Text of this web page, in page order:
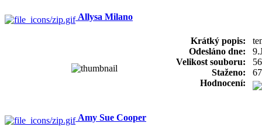
Allysa Milano
Krátký popis:
Odesláno dne:
Velikost souboru:
Staženo:
Hodnocení:
Amy Sue Cooper